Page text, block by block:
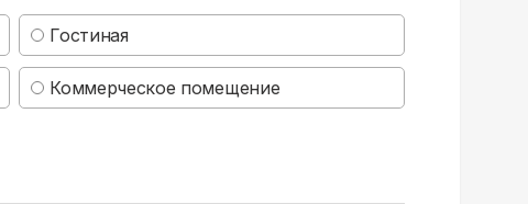
Гостиная
Коммерческое помещение